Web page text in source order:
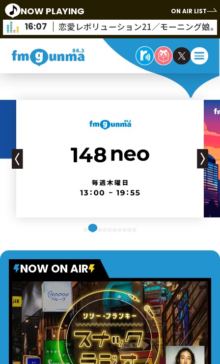
NOW PLAYING ON AIR LIST
16:07 恋愛レボリューション21／モーニング娘。
NOW ON AIR